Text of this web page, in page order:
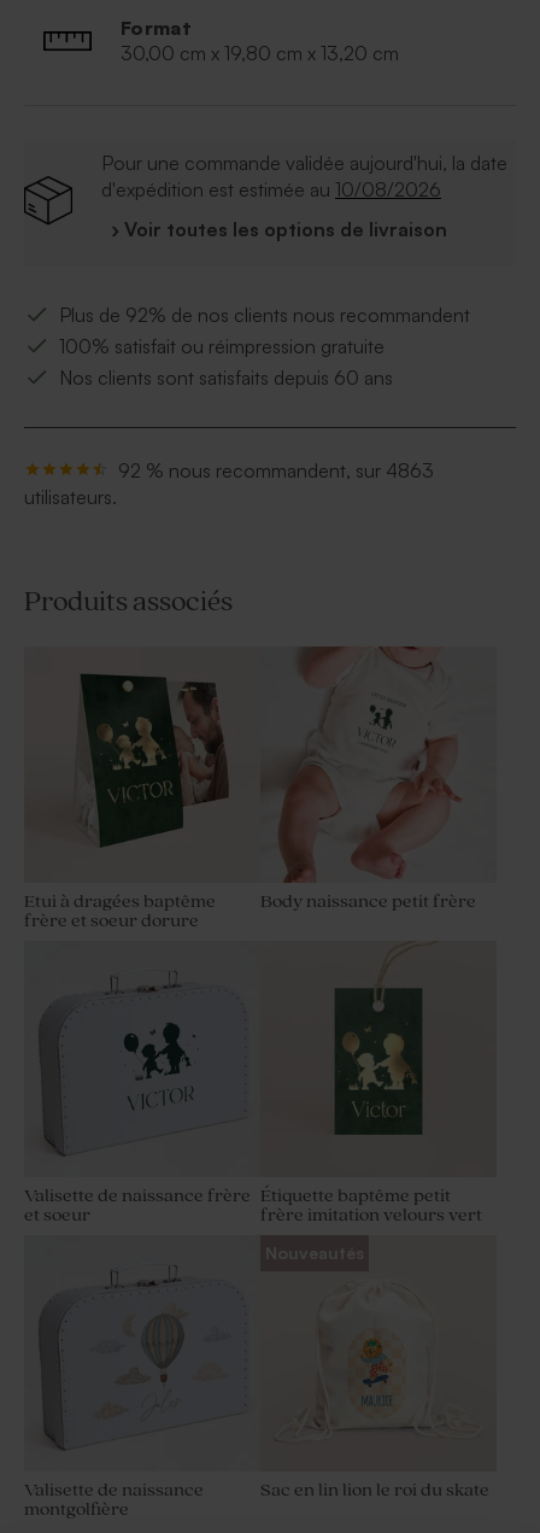
Format
30,00 cm x 19,80 cm x 13,20 cm
Pour une commande validée aujourd'hui, la date
d'expédition est estimée au 10/08/2026
› Voir toutes les options de livraison
Plus de 92% de nos clients nous recommandent
100% satisfait ou réimpression gratuite
Nos clients sont satisfaits depuis 60 ans
92 % nous recommandent, sur 4863
utilisateurs.
Produits associés
Etui à dragées baptême
frère et soeur dorure
Body naissance petit frère
Valisette de naissance frère
et soeur
Étiquette baptême petit
frère imitation velours vert
Valisette de naissance
montgolfière
Nouveautés
Sac en lin lion le roi du skate